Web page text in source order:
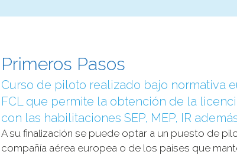
Primeros Pasos
Curso de piloto realizado bajo normativa
FCL que permite la obtención de la
con las habilitaciones SEP, MEP, IR
A su finalización se puede optar a un puesto de
compañía aérea europea o de los países que